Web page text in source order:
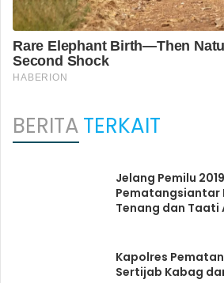
BERITATERKAIT
Jelang Pemilu
Pematangsiantar
Tenang dan Taati
Kapolres
Sertijab Kabag